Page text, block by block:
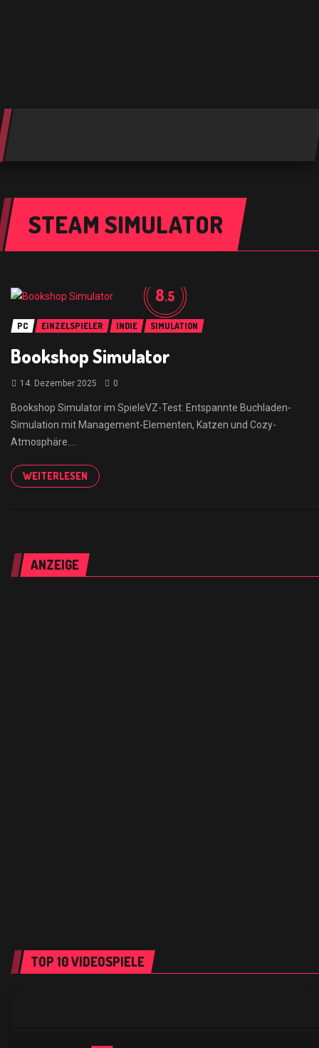
STEAM SIMULATOR
8.5
PC EINZELSPIELER INDIE SIMULATION
Bookshop Simulator
14. Dezember 2025 0
Bookshop Simulator im SpieleVZ-Test: Entspannte Buchladen-
Simulation mit Management-Elementen, Katzen und Cozy-
Atmosphäre….
WEITERLESEN
ANZEIGE
TOP 10 VIDEOSPIELE